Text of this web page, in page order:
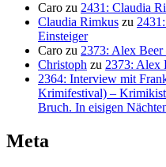
Caro zu 2431: Claudia
Claudia Rimkus zu
Einsteiger
Caro zu 2373: Alex
Christoph zu 2373: Alex
2364: Interview mit
Krimifestival) –
Bruch. In eisigen
Meta